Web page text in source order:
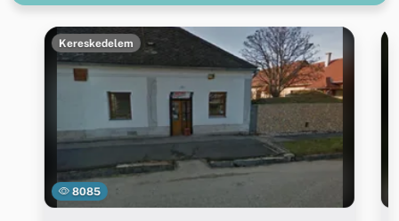
8085
Kereskedelem